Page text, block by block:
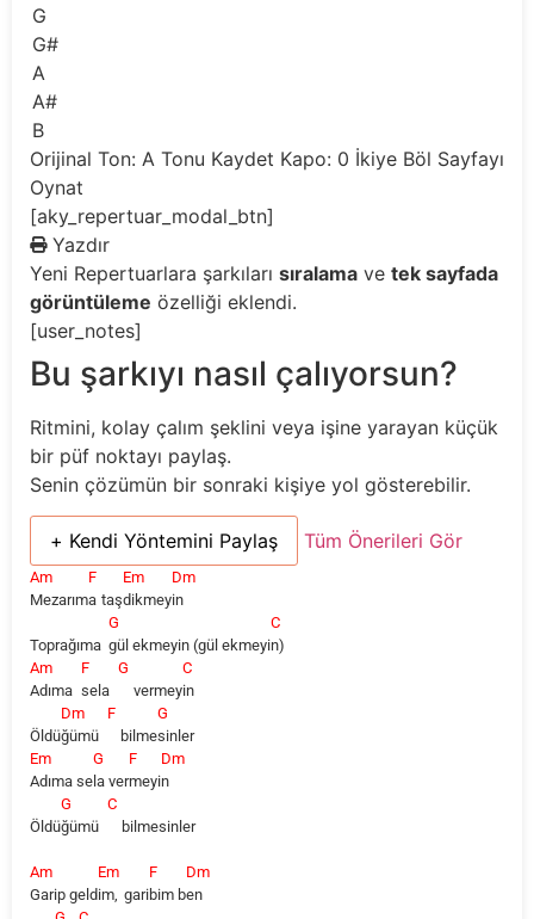
G
G#
A
A#
B
Orijinal Ton: A Tonu Kaydet Kapo: 0 İkiye Böl Sayfayı
Oynat
[aky_repertuar_modal_btn]
Yazdır
Yeni Repertuarlara şarkıları sıralama ve tek sayfada
görüntüleme özelliği eklendi.
[user_notes]
Bu şarkıyı nasıl çalıyorsun?
Ritmini, kolay çalım şeklini veya işine yarayan küçük
bir püf noktayı paylaş.
Senin çözümün bir sonraki kişiye yol gösterebilir.
+ Kendi Yöntemini Paylaş Tüm Önerileri Gör
Am
Mezarım
F
a taş
Em
dikmey
Dm
in
Toprağıma
G
gül ekmeyin (gül ekmeyi
C
n)
Am
Adıma
F
sela
G
vermey
C
in
Öldü
Dm
ğümü
F
bilme
G
sinler
Em
Adıma se
G
la ver
F
meyi
Dm
n
Öldü
G
ğümü
C
bilmesinler
Am
Garip geld
Em
im, gari
F
bim b
Dm
en